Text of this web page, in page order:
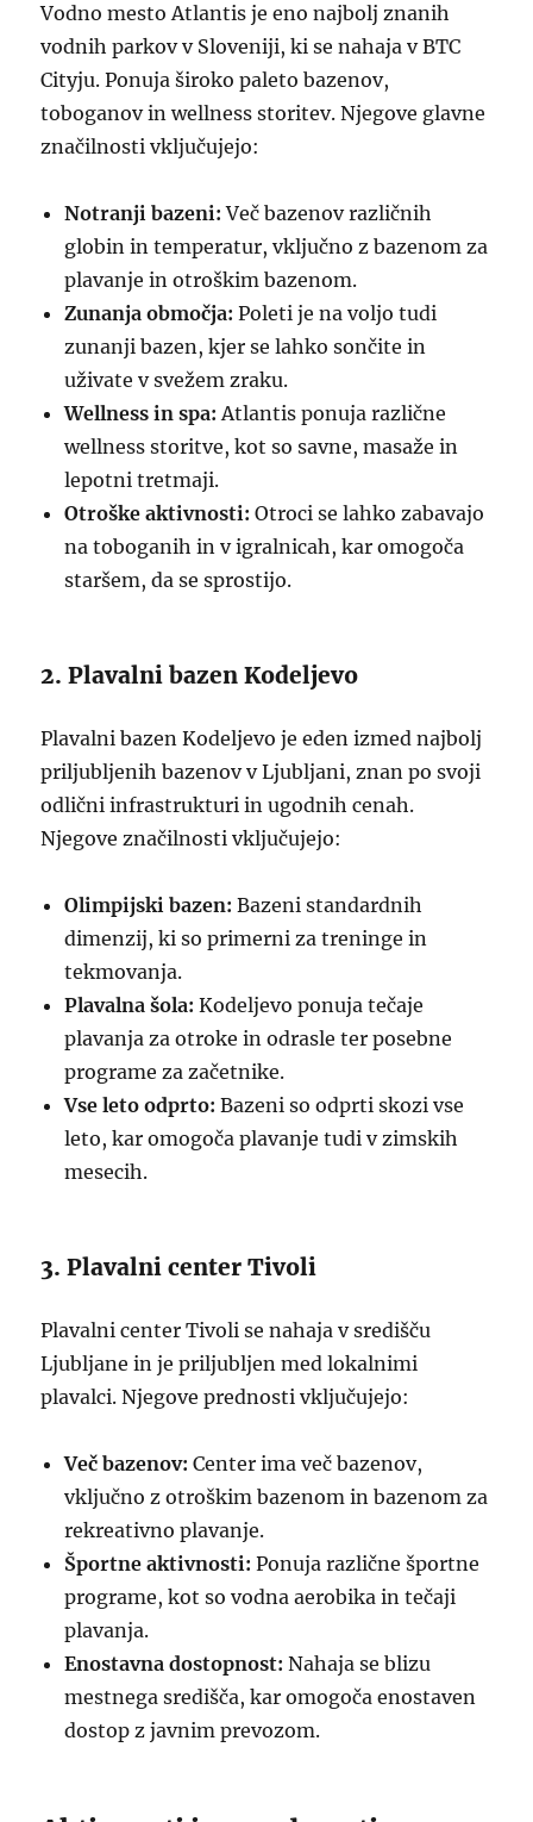
Vodno mesto Atlantis je eno najbolj znanih
vodnih parkov v Sloveniji, ki se nahaja v BTC
Cityju. Ponuja široko paleto bazenov,
toboganov in wellness storitev. Njegove glavne
značilnosti vključujejo:
Notranji bazeni: Več bazenov različnih
globin in temperatur, vključno z bazenom za
plavanje in otroškim bazenom.
Zunanja območja: Poleti je na voljo tudi
zunanji bazen, kjer se lahko sončite in
uživate v svežem zraku.
Wellness in spa: Atlantis ponuja različne
wellness storitve, kot so savne, masaže in
lepotni tretmaji.
Otroške aktivnosti: Otroci se lahko zabavajo
na toboganih in v igralnicah, kar omogoča
staršem, da se sprostijo.
2. Plavalni bazen Kodeljevo
Plavalni bazen Kodeljevo je eden izmed najbolj
priljubljenih bazenov v Ljubljani, znan po svoji
odlični infrastrukturi in ugodnih cenah.
Njegove značilnosti vključujejo:
Olimpijski bazen: Bazeni standardnih
dimenzij, ki so primerni za treninge in
tekmovanja.
Plavalna šola: Kodeljevo ponuja tečaje
plavanja za otroke in odrasle ter posebne
programe za začetnike.
Vse leto odprto: Bazeni so odprti skozi vse
leto, kar omogoča plavanje tudi v zimskih
mesecih.
3. Plavalni center Tivoli
Plavalni center Tivoli se nahaja v središču
Ljubljane in je priljubljen med lokalnimi
plavalci. Njegove prednosti vključujejo:
Več bazenov: Center ima več bazenov,
vključno z otroškim bazenom in bazenom za
rekreativno plavanje.
Športne aktivnosti: Ponuja različne športne
programe, kot so vodna aerobika in tečaji
plavanja.
Enostavna dostopnost: Nahaja se blizu
mestnega središča, kar omogoča enostaven
dostop z javnim prevozom.